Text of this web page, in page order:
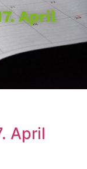
April
April